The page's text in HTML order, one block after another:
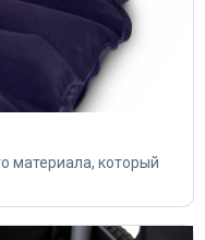
материала, который